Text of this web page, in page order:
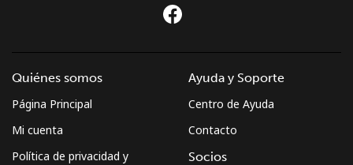
Quiénes somos
Página Principal
Mi cuenta
Política de privacidad y
Ayuda y Soporte
Centro de Ayuda
Contacto
Socios